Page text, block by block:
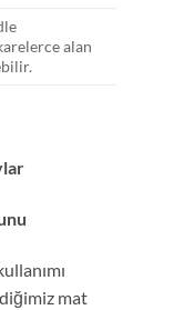
alan
mat